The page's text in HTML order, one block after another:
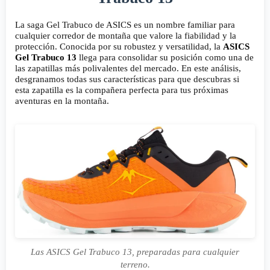
La saga Gel Trabuco de ASICS es un nombre familiar para
cualquier corredor de montaña que valore la fiabilidad y la
protección. Conocida por su robustez y versatilidad, la ASICS
Gel Trabuco 13 llega para consolidar su posición como una de
las zapatillas más polivalentes del mercado. En este análisis,
desgranamos todas sus características para que descubras si
esta zapatilla es la compañera perfecta para tus próximas
aventuras en la montaña.
Las ASICS Gel Trabuco 13, preparadas para cualquier
terreno.